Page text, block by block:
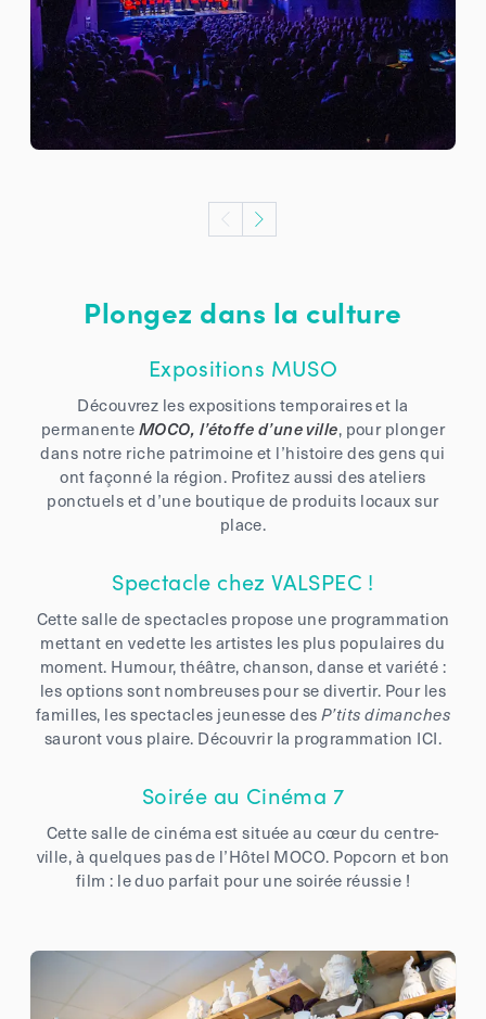
Plongez dans la culture
Expositions MUSO
Découvrez les expositions temporaires et la
permanenteMOCO, l’étoffe d’une ville, pour plonger
dans notre riche patrimoine et l’histoire des gens qui
ont façonné la région. Profitez aussi des ateliers
ponctuels et d’une boutique de produits locaux sur
place.
Spectacle chez VALSPEC !
Cette salle de spectacles propose une programmation
mettant en vedette les artistes les plus populaires du
moment. Humour, théâtre, chanson, danse et variété :
les options sont nombreuses pour se divertir. Pour les
familles, les spectacles jeunesse desP’tits dimanches
sauront vous plaire. Découvrir la programmation ICI.
Soirée au Cinéma 7
Cette salle de cinéma est située au cœur du centre-
ville, à quelques pas de l’Hôtel MOCO. Popcorn et bon
film : le duo parfait pour une soirée réussie !